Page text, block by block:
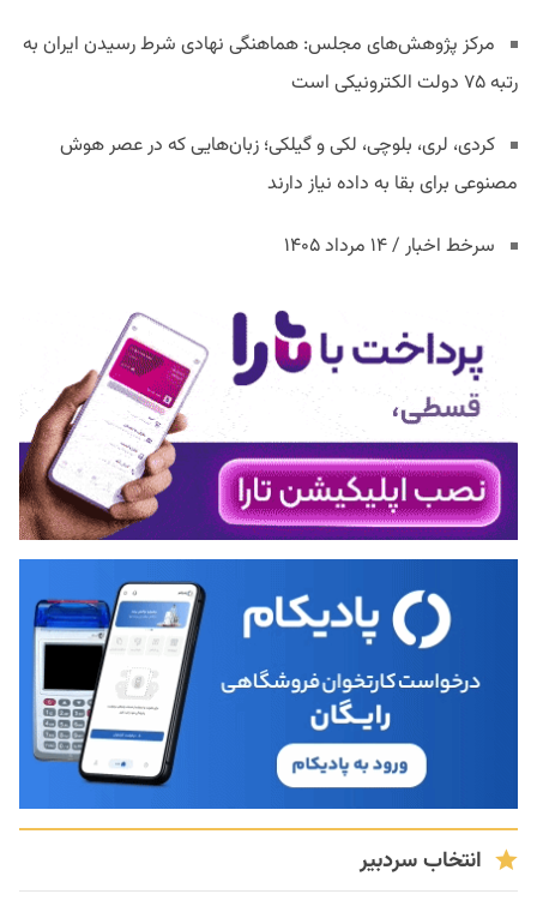
مرکز پژوهش‌های مجلس: هماهنگی نهادی شرط رسیدن ایران به
رتبه ۷۵ دولت الکترونیکی است
کردی، لری، بلوچی، لکی و گیلکی؛ زبان‌هایی که در عصر هوش
مصنوعی برای بقا به داده نیاز دارند
سرخط اخبار / ۱۴ مرداد ۱۴۰۵
انتخاب سردبیر